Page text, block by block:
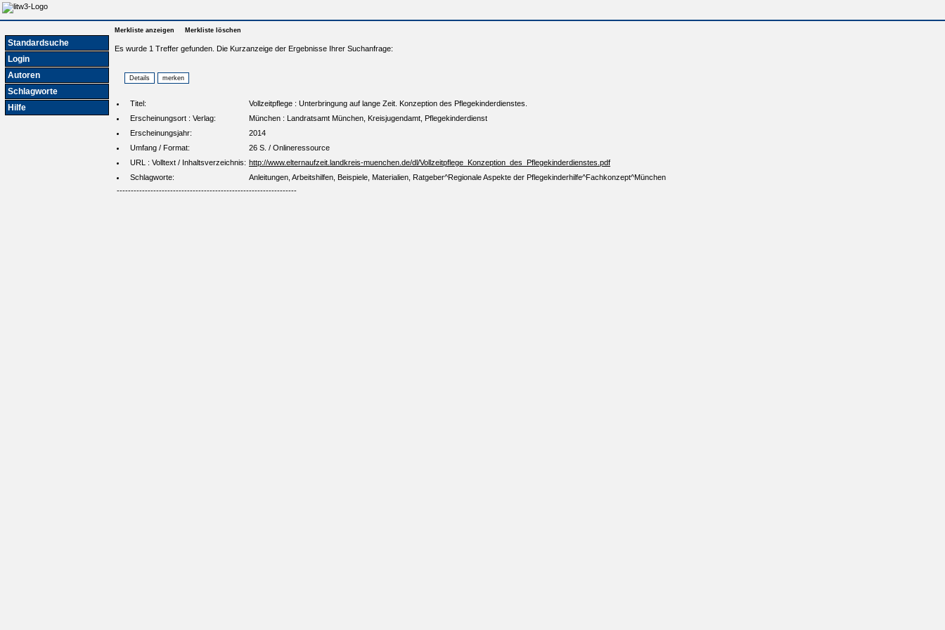
Standardsuche
Login
Autoren
Schlagworte
Hilfe
Merkliste anzeigen Merkliste löschen
Es wurde 1 Treffer gefunden. Die Kurzanzeige der Ergebnisse Ihrer Suchanfrage:
Titel:
Vollzeitpflege : Unterbringung auf lange Zeit. Konzeption des Pflegekinderdienstes.
Erscheinungsort : Verlag:
München : Landratsamt München, Kreisjugendamt, Pflegekinderdienst
Erscheinungsjahr:
2014
Umfang / Format:
26 S. / Onlineressource
URL : Volltext / Inhaltsverzeichnis: http://www.elternaufzeit.landkreis-muenchen.de/dl/Vollzeitpflege_Konzeption_des_Pflegekinderdienstes.pdf
Schlagworte:
Anleitungen, Arbeitshilfen, Beispiele, Materialien, Ratgeber^Regionale Aspekte der Pflegekinderhilfe^Fachkonzept^München
----------------------------------------------------------------